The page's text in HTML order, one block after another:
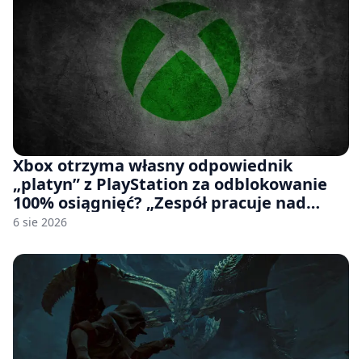
Xbox otrzyma własny odpowiednik
„platyn” z PlayStation za odblokowanie
100% osiągnięć? „Zespół pracuje nad
czymś, co ma się pojawić jeszcze w tym
6 sie 2026